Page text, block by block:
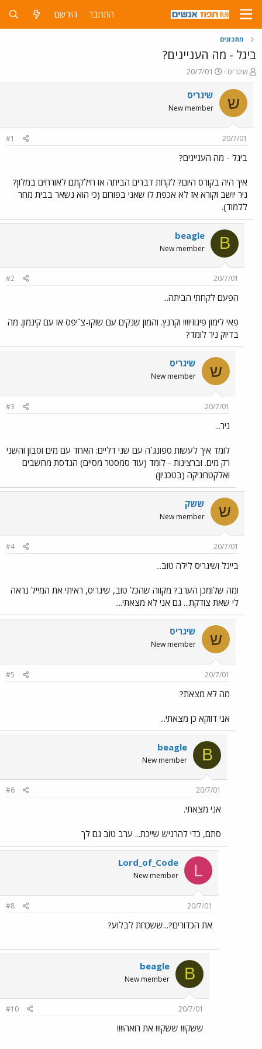
התחבר הירשם
מתכונים
ביגל - מה העניינים?
פ
ו
ת
ח
ה
ש
א
שיגריס
פ
ו
ר
ם
ר
20/7/01
ש שיגריס
New member
20/7/01
#1
ביגל - מה העניינים?
איך היה בקורס היום? לקחת דברים הביתה או חילקתם לאורחים במלון?
ניר יושב וקורא אז לא אכפת לו שאני בפורום (כי הוא נשאר בבית מחר
ללמוד).
B
beagle
New member
20/7/01
#2
הפעם לקחתי הביתה...
פאי לימון פיגוזי!!!! וקרנץ. והמון שנקים עם שוקו-צ´יפס או עם קינמון. מה
בדיוק ניר לומד?
ש שיגריס
New member
20/7/01
#3
ניר...
לומד איך לעשות ספונג´ה עם שני דליים: האחד עם מים וסבון והשני
רק מים. וברצינות - לומד (עוד סמסטר מסיים) הנדסת מחשבים
ואלקטרוניקה (בטכניון)
ש ששק
New member
20/7/01
#4
בייגל ושיגריס לילה טוב...
ומה שלומכן הערב? מקווה שהכל טוב, שיגריס, ראיתי את המייל נראה
לי שאת צודקת... גם אני לא מצאתי....
ש שיגריס
New member
20/7/01
#5
מה לא מצאת?
אני דווקא כן מצאתי...
B
beagle
New member
20/7/01
#6
אני מצאתי.
סתם, כדי להרגיש שייכת... ערב טוב גם לך
L
Lord_of_Code
New member
20/7/01
#8
את הכדורים?...ששכחת לבלוע?
B
beagle
New member
20/7/01
#10
ששק!!! ששק!!! את רואה!!!!